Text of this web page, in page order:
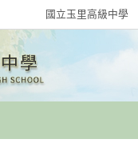
國立玉里高級中學